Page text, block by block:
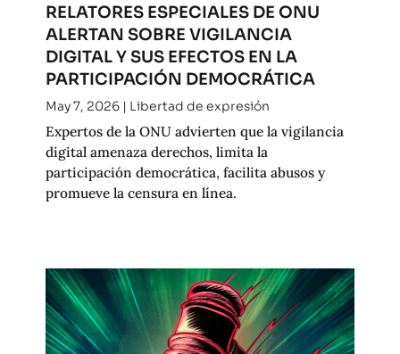
RELATORES ESPECIALES DE ONU
ALERTAN SOBRE VIGILANCIA
DIGITAL Y SUS EFECTOS EN LA
PARTICIPACIÓN DEMOCRÁTICA
May 7, 2026| Libertad de expresión
Expertos de la ONU advierten que la vigilancia
digital amenaza derechos, limita la
participación democrática, facilita abusos y
promueve la censura en línea.